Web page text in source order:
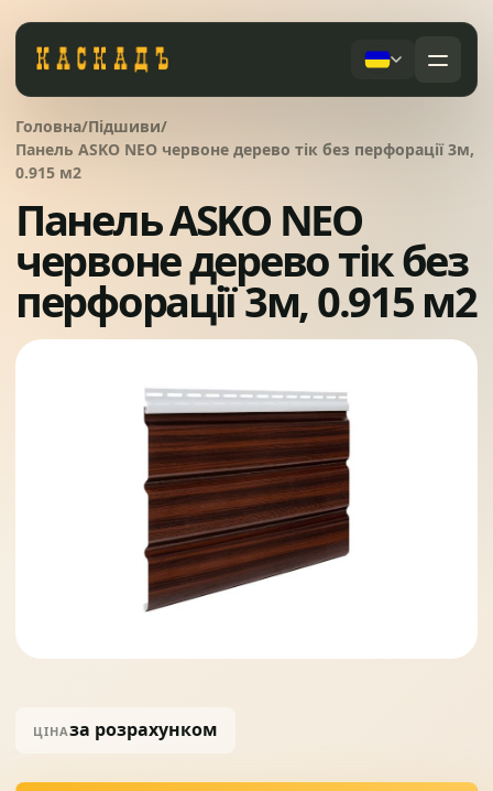
Послуги
Дах під ключ
Сервісне обслуговування
Питання
Контакти
01 Черепиця та комплектуючі
03 Заборы
04 Системи водовідведення
Вікна та сходи
Ворота
Солнце защита
Головна/Підшиви/
Панель ASKO NEO червоне дерево тік без перфорації 3м,
0.915 м2
Панель ASKO NEO
червоне дерево тік без
перфорації 3м, 0.915 м2
ЦІНАза розрахунком